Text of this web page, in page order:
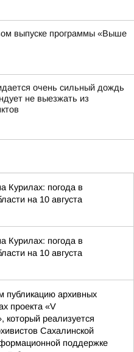
выпуске программы «Выше
очень сильный дождь
не выезжать из
Курилах: погода в
на 10 августа
Курилах: погода в
на 10 августа
архивных
проекта «V
который реализуется
Сахалинской
поддержке